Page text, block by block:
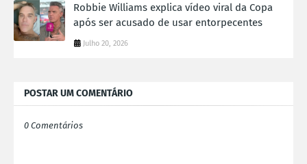
Robbie Williams explica vídeo viral da Copa
após ser acusado de usar entorpecentes
Julho 20, 2026
POSTAR UM COMENTÁRIO
0 Comentários